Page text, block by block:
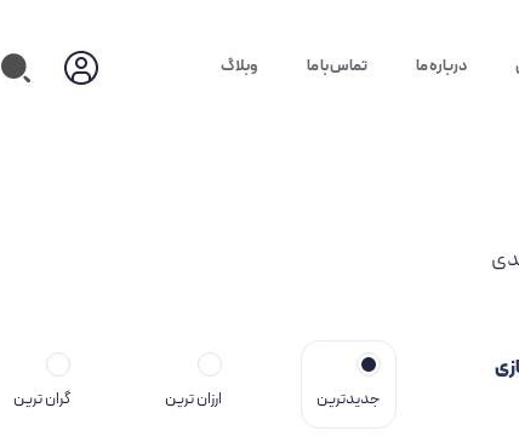
درباره ما تماس با ما وبلاگ
جدیدترین ارزان ترین گران ترین